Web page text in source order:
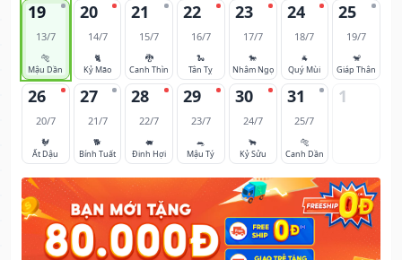
19
13/7
🐅
Mậu Dần
20
14/7
🐈
Kỷ Mão
21
15/7
🐉
Canh Thìn
22
16/7
🐍
Tân Tỵ
23
17/7
🐎
Nhâm Ngọ
24
18/7
🐐
Quý Mùi
25
19/7
🐒
Giáp Thân
26
20/7
🐓
Ất Dậu
27
21/7
🐕
Bính Tuất
28
22/7
🐖
Đinh Hợi
29
23/7
🐀
Mậu Tý
30
24/7
🐂
Kỷ Sửu
31
25/7
🐅
Canh Dần
1